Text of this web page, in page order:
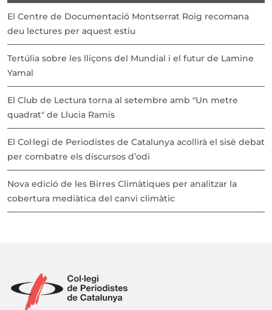
El Centre de Documentació Montserrat Roig recomana
deu lectures per aquest estiu
Tertúlia sobre les lliçons del Mundial i el futur de Lamine
Yamal
El Club de Lectura torna al setembre amb "Un metre
quadrat" de Llucia Ramis
El Col·legi de Periodistes de Catalunya acollirà el sisè debat
per combatre els discursos d’odi
Nova edició de les Birres Climàtiques per analitzar la
cobertura mediàtica del canvi climàtic